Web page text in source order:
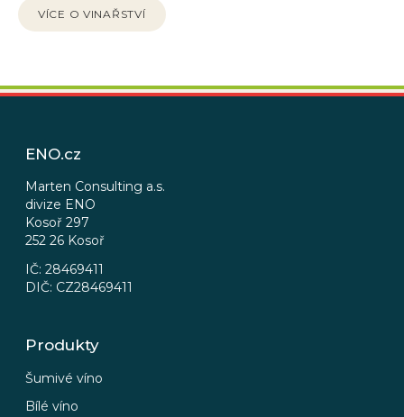
VÍCE O VINAŘSTVÍ
Z
ENO.cz
Marten Consulting a.s.
divize ENO
Kosoř 297
252 26 Kosoř
IČ: 28469411
DIČ: CZ28469411
Produkty
Šumivé víno
Bílé víno